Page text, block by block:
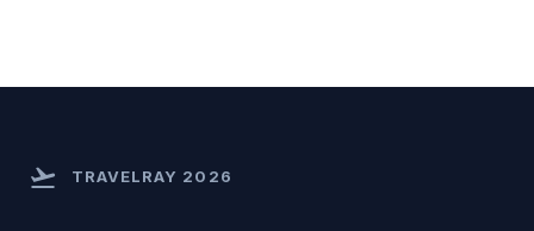
flight_takeoff TRAVELRAY 2026